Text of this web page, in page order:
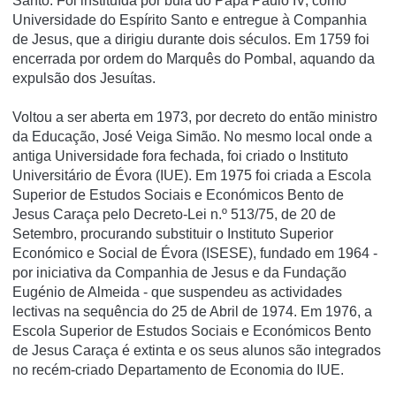
Universidade do Espí­rito Santo e entregue à Companhia
de Jesus, que a dirigiu durante dois séculos. Em 1759 foi
encerrada por ordem do Marquês do Pombal, aquando da
expulsão dos Jesuí­tas.
Voltou a ser aberta em 1973, por decreto do então ministro
da Educação, José Veiga Simão. No mesmo local onde a
antiga Universidade fora fechada, foi criado o Instituto
Universitário de Évora (IUE). Em 1975 foi criada a Escola
Superior de Estudos Sociais e Económicos Bento de
Jesus Caraça pelo Decreto-Lei n.º 513/75, de 20 de
Setembro, procurando substituir o Instituto Superior
Económico e Social de Évora (ISESE), fundado em 1964 -
por iniciativa da Companhia de Jesus e da Fundação
Eugénio de Almeida - que suspendeu as actividades
lectivas na sequência do 25 de Abril de 1974. Em 1976, a
Escola Superior de Estudos Sociais e Económicos Bento
de Jesus Caraça é extinta e os seus alunos são integrados
no recém-criado Departamento de Economia do IUE.